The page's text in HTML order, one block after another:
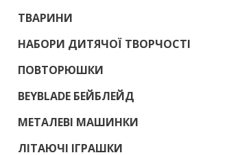
ТВАРИНИ
НАБОРИ ДИТЯЧОЇ ТВОРЧОСТІ
ПОВТОРЮШКИ
BEYBLADE БЕЙБЛЕЙД
МЕТАЛЕВІ МАШИНКИ
ЛІТАЮЧІ ІГРАШКИ